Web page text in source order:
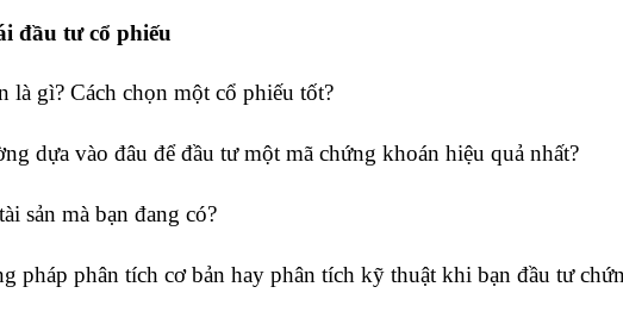
đầu tư cổ phiếu
là gì? Cách chọn một cổ phiếu tốt?
dựa vào đâu để đầu tư một mã chứng khoán hiệu quả nhất?
sản mà bạn đang có?
pháp phân tích cơ bản hay phân tích kỹ thuật khi bạn đầu tư